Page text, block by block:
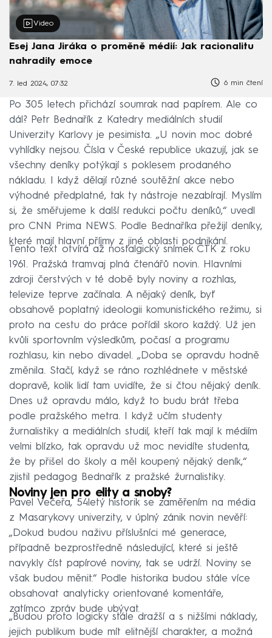
Video
Esej Jana Jiráka o proměně médií: Jak racionalitu
nahradily emoce
7. led 2024, 07:32 6 min čtení
Po 305 letech přichází soumrak nad papírem. Ale co
dál? Petr Bednařík z Katedry mediálních studií
Univerzity Karlovy je pesimista. „U novin moc dobré
vyhlídky nejsou. Čísla v České republice ukazují, jak se
všechny deníky potýkají s poklesem prodaného
nákladu. I když dělají různé soutěžní akce nebo
výhodné předplatné, tak ty nástroje nezabírají. Myslím
si, že směřujeme k další redukci počtu deníků,“ uvedl
pro CNN Prima NEWS. Podle Bednaříka přežijí deníky,
které mají hlavní příjmy z jiné oblasti podnikání.
Tento text otvírá až nostalgický snímek ČTK z roku
1961. Pražská tramvaj plná čtenářů novin. Hlavními
zdroji čerstvých v té době byly noviny a rozhlas,
televize teprve začínala. A nějaký deník, byť
obsahově poplatný ideologii komunistického režimu, si
proto na cestu do práce pořídil skoro každý. Už jen
kvůli sportovním výsledkům, počasí a programu
rozhlasu, kin nebo divadel. „Doba se opravdu hodně
změnila. Stačí, když se ráno rozhlédnete v městské
dopravě, kolik lidí tam uvidíte, že si čtou nějaký deník.
Dnes už opravdu málo, když to budu brát třeba
podle pražského metra. I když učím studenty
žurnalistiky a mediálních studií, kteří tak mají k médiím
velmi blízko, tak opravdu už moc nevidíte studenta,
že by přišel do školy a měl koupený nějaký deník,“
zjistil pedagog Bednařík z pražské žurnalistiky.
Noviny jen pro elity a snoby?
Pavel Večeřa, 54letý historik se zaměřením na média
z Masarykovy univerzity, v úplný zánik novin nevěří:
„Dokud budou naživu příslušníci mé generace,
případně bezprostředně následující, které si ještě
navykly číst papírové noviny, tak se udrží. Noviny se
však budou měnit.“ Podle historika budou stále více
obsahovat analyticky orientované komentáře,
zatímco zpráv bude ubývat.
„Budou proto logicky stále dražší a s nižšími náklady,
jejich publikum bude mít elitnější charakter, a možná